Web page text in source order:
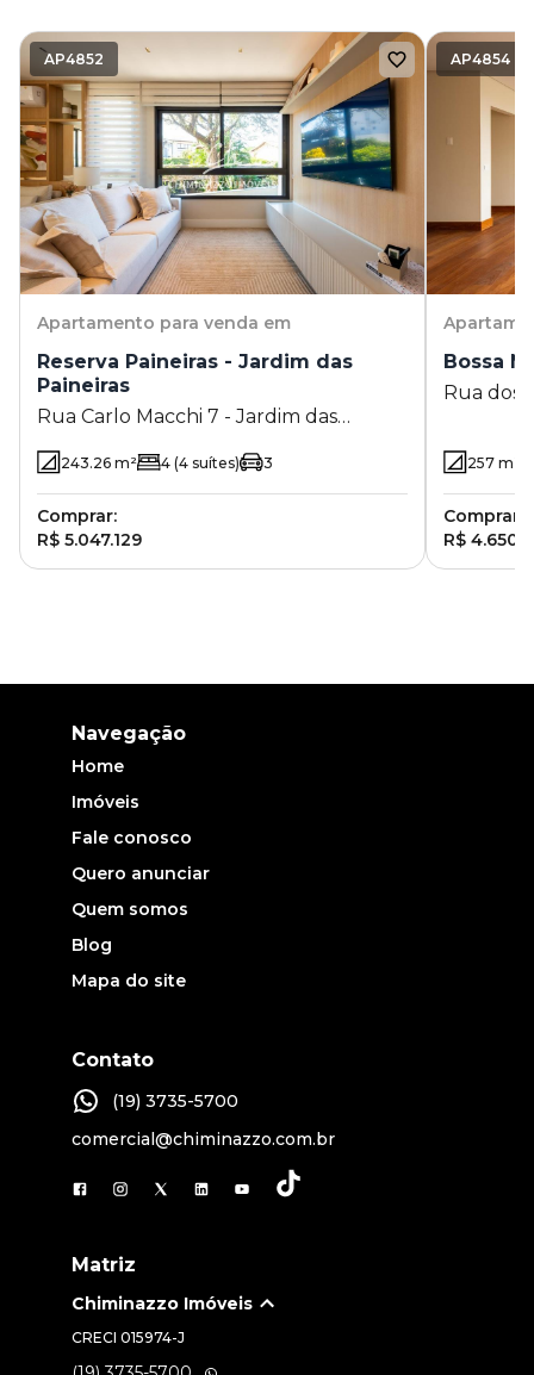
AP4852
Apartamento para venda em
Reserva Paineiras - Jardim das
Paineiras
Rua Carlo Macchi 7 - Jardim das
Paineiras - Campinas - SP
243.26 m² 4 (4 suítes) 3
Comprar:
R$ 5.047.129
AP4854
Bossa
Rua dos
257 m²
Comprar:
R$
Navegação
Home
Imóveis
Fale conosco
Quero anunciar
Quem somos
Blog
Mapa do site
Contato
(19) 3735-5700
comercial@chiminazzo.com.br
Matriz
Chiminazzo Imóveis
CRECI 015974-J